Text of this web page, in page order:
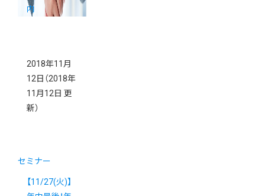
内
2018年11月
12日 （2018年
11月12日 更
新）
セミナー
【11/27(火)】